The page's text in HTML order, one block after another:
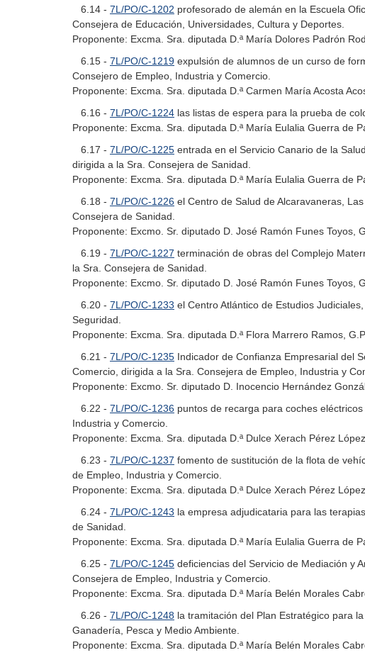
6.14 - 7L/PO/C-1202 profesorado de alemán en la Escuela
Consejera de Educación, Universidades, Cultura y Deportes.
Proponente: Excma. Sra. diputada D.ª María Dolores Padrón
6.15 - 7L/PO/C-1219 expulsión de alumnos de un curso de
Consejero de Empleo, Industria y Comercio.
Proponente: Excma. Sra. diputada D.ª Carmen María Acosta
6.16 - 7L/PO/C-1224 las listas de espera para la prueba de
Proponente: Excma. Sra. diputada D.ª María Eulalia Guerra de
6.17 - 7L/PO/C-1225 entrada en el Servicio Canario de la
dirigida a la Sra. Consejera de Sanidad.
Proponente: Excma. Sra. diputada D.ª María Eulalia Guerra de
6.18 - 7L/PO/C-1226 el Centro de Salud de Alcaravaneras,
Consejera de Sanidad.
Proponente: Excmo. Sr. diputado D. José Ramón Funes Toyos,
6.19 - 7L/PO/C-1227 terminación de obras del Complejo
la Sra. Consejera de Sanidad.
Proponente: Excmo. Sr. diputado D. José Ramón Funes Toyos,
6.20 - 7L/PO/C-1233 el Centro Atlántico de Estudios
Seguridad.
Proponente: Excma. Sra. diputada D.ª Flora Marrero Ramos,
6.21 - 7L/PO/C-1235 Indicador de Confianza Empresarial del
Comercio, dirigida a la Sra. Consejera de Empleo, Industria y
Proponente: Excmo. Sr. diputado D. Inocencio Hernández
6.22 - 7L/PO/C-1236 puntos de recarga para coches
Industria y Comercio.
Proponente: Excma. Sra. diputada D.ª Dulce Xerach Pérez
6.23 - 7L/PO/C-1237 fomento de sustitución de la flota de
de Empleo, Industria y Comercio.
Proponente: Excma. Sra. diputada D.ª Dulce Xerach Pérez
6.24 - 7L/PO/C-1243 la empresa adjudicataria para las
de Sanidad.
Proponente: Excma. Sra. diputada D.ª María Eulalia Guerra de
6.25 - 7L/PO/C-1245 deficiencias del Servicio de Mediación y
Consejera de Empleo, Industria y Comercio.
Proponente: Excma. Sra. diputada D.ª María Belén Morales
6.26 - 7L/PO/C-1248 la tramitación del Plan Estratégico para
Ganadería, Pesca y Medio Ambiente.
Proponente: Excma. Sra. diputada D.ª María Belén Morales